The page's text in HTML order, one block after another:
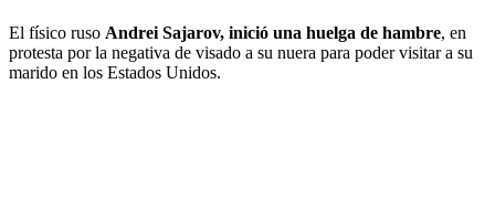
El físico ruso Andrei Sajarov, inició una huelga de hambre, en
protesta por la negativa de visado a su nuera para poder visitar a su
marido en los Estados Unidos.